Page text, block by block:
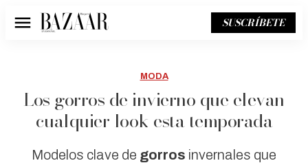
Menú SUSCRÍBETE
MODA
Los gorros de invierno que elevan
cualquier look esta temporada
Modelos clave de gorros invernales que